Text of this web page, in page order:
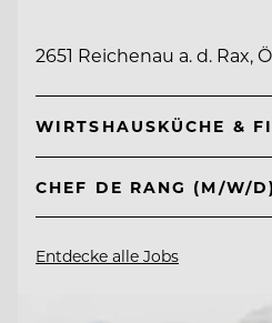
2651 Reichenau a. d. Rax,
WIRTSHAUSKÜCHE &
CHEF DE RANG (M/W/
Entdecke alle Jobs